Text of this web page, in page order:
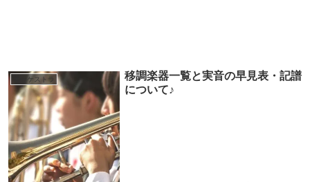
オーケストラ
移調楽器一覧と実音の早見表・記譜
について♪